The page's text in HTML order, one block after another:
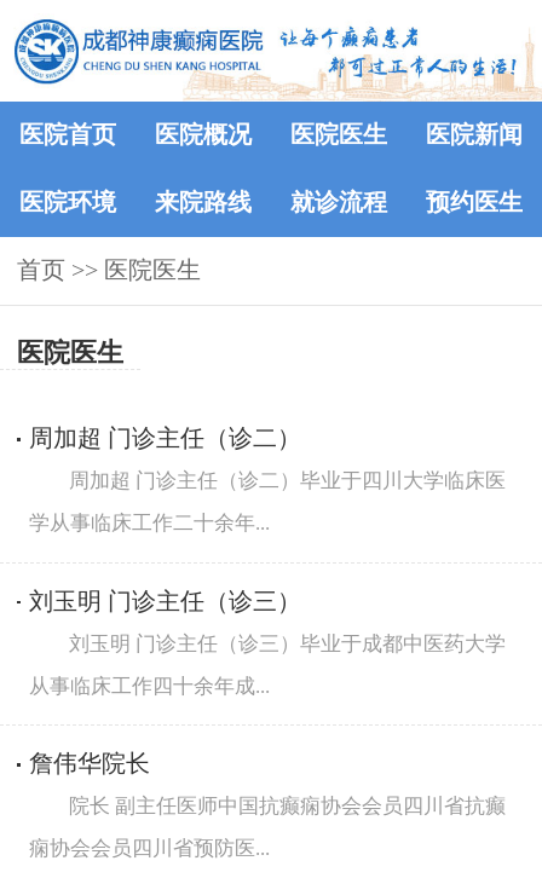
医院首页 医院概况 医院医生 医院新闻
医院环境 来院路线 就诊流程 预约医生
首页 >> 医院医生
医院医生
周加超 门诊主任（诊二）
周加超 门诊主任（诊二）毕业于四川大学临床医
学从事临床工作二十余年...
刘玉明 门诊主任（诊三）
刘玉明 门诊主任（诊三）毕业于成都中医药大学
从事临床工作四十余年成...
詹伟华院长
院长 副主任医师中国抗癫痫协会会员四川省抗癫
痫协会会员四川省预防医...